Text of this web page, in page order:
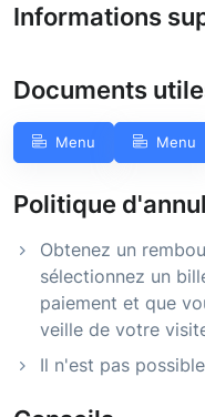
Informations
Documents
Menu Menu
Politique
Obtenez un
sélectionnez un
paiement et que
veille de votre
Il n'est pas